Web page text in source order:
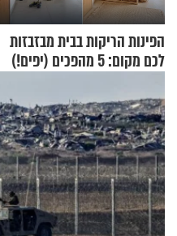
הפינות הריקות בבית מבזבזות
לכם מקום: 5 מהפכים (יפים!)